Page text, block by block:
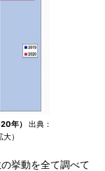
年）
出典：
）
挙動を全て調べて